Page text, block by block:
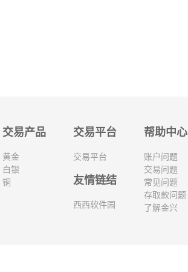
交易产品
黄金
白银
铜
交易平台
交易平台
友情链结
西西软件园
帮助中心
账户问题
交易问题
常见问题
存取款问题
了解金兴